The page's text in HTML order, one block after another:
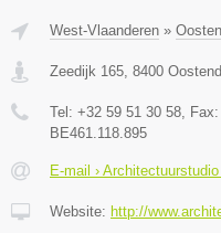
West-Vlaanderen »
Zeedijk 165 8400
Tel: +32 59 51 30 58 , Fax:
BE461.118.895
E-mail ›
Website: http://